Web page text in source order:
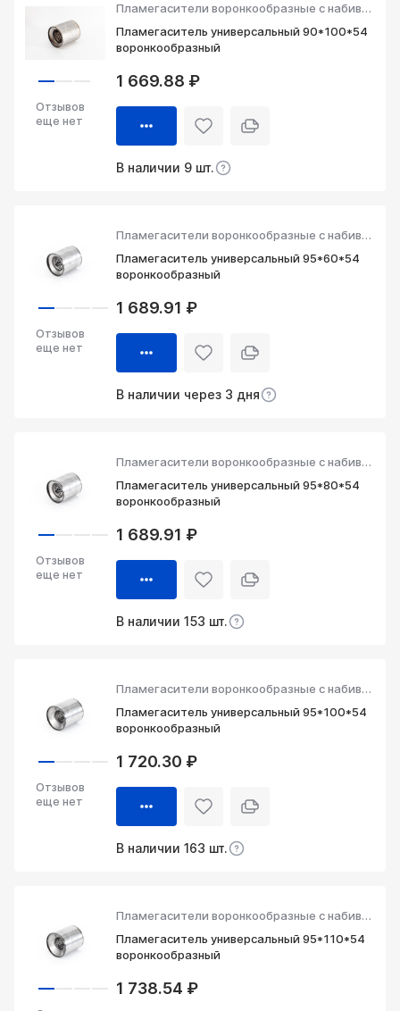
Пламегасители воронкообразные с набивкой
Пламегаситель универсальный 90*100*54
воронкообразный
Отзывов
еще нет
1 669.88 ₽
В наличии 9 шт.
Пламегасители воронкообразные с набивкой
Пламегаситель универсальный 95*60*54
воронкообразный
Отзывов
еще нет
1 689.91 ₽
В наличии через 3 дня
Пламегасители воронкообразные с набивкой
Пламегаситель универсальный 95*80*54
воронкообразный
Отзывов
еще нет
1 689.91 ₽
В наличии 153 шт.
Пламегасители воронкообразные с набивкой
Пламегаситель универсальный 95*100*54
воронкообразный
Отзывов
еще нет
1 720.30 ₽
В наличии 163 шт.
Пламегасители воронкообразные с набивкой
Пламегаситель универсальный 95*110*54
воронкообразный
1 738.54 ₽